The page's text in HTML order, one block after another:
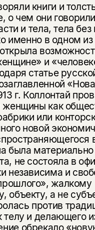
книги и
о чем они
и тела, тела без
именно в одном из
и
статье
г. Коллонтай
женщины как
или
новой
была материально
не состояла в
независима и
жалкому
а не
против
и делающего
рассылку
на
книги
на указанный
для